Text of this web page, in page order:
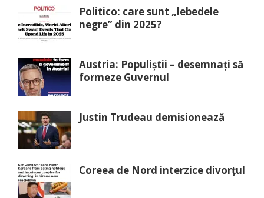
Politico: care sunt „lebedele
negre” din 2025?
Austria: Populiștii – desemnați să
formeze Guvernul
Justin Trudeau demisionează
Coreea de Nord interzice divorțul